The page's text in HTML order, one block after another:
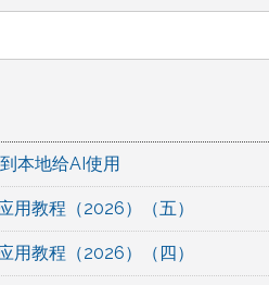
本地给AI使用
教程（2026）（五）
教程（2026）（四）